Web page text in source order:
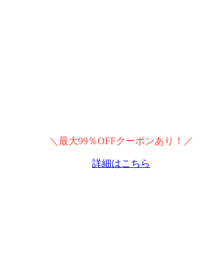
＼最大99％OFFクーポンあり！／
詳細はこちら